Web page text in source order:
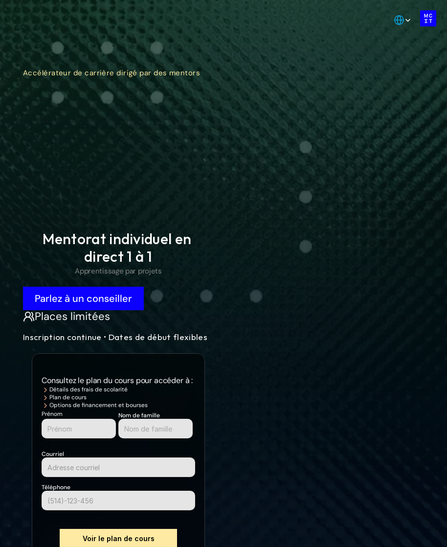
Accélérateur de carrière dirigé par des mentors
Parcours d'expertise
Développement Full
Stack et IA générative
Application Development
Transformez vos compétences en codage avec l'expertise en
développement Web et en IA générative. Construisez des UX
dynamiques et évolutives en utilisant React, Node.js, Express
comme ChatGPT et Copilot.
Mentorat individuel en
direct 1 à 1
Apprentissage par projets
Parlez à un conseiller
Places limitées
Inscription continue • Dates de début flexibles
Consultez le plan du cours pour accéder à :
Détails des frais de scolarité
Plan de cours
Options de financement et bourses
Prénom
Nom de famille
Courriel
Téléphone
Voir le plan de cours
Select Language